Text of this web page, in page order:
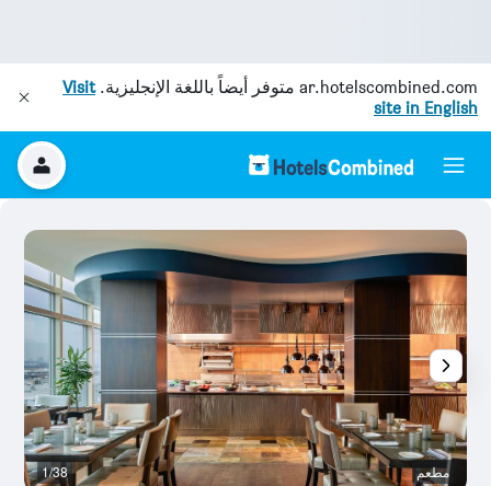
ar.hotelscombined.com متوفر أيضاً باللغة الإنجليزية.Visit
site in English
مطعم 1/38